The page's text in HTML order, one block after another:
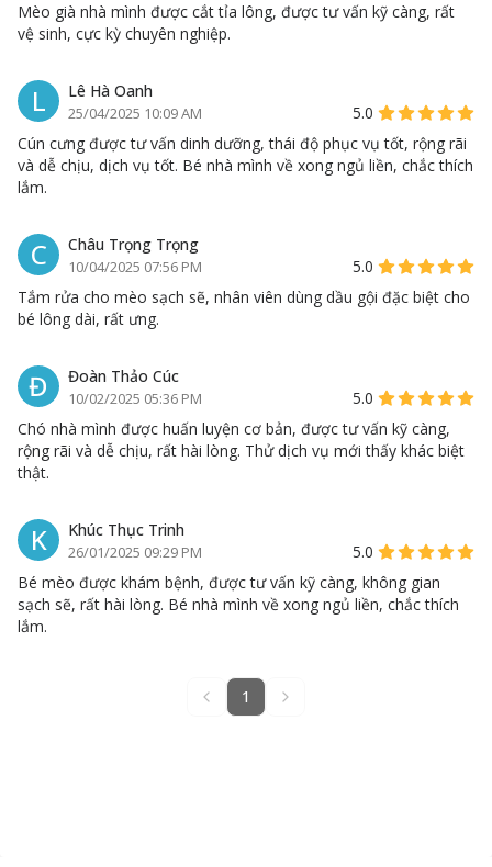
Mèo già nhà mình được cắt tỉa lông, được tư vấn kỹ càng, rất
vệ sinh, cực kỳ chuyên nghiệp.
L Lê Hà Oanh
25/04/2025 10:09 AM
5.0
Cún cưng được tư vấn dinh dưỡng, thái độ phục vụ tốt, rộng rãi
và dễ chịu, dịch vụ tốt. Bé nhà mình về xong ngủ liền, chắc thích
lắm.
C Châu Trọng Trọng
10/04/2025 07:56 PM
5.0
Tắm rửa cho mèo sạch sẽ, nhân viên dùng dầu gội đặc biệt cho
bé lông dài, rất ưng.
Đ Đoàn Thảo Cúc
10/02/2025 05:36 PM
5.0
Chó nhà mình được huấn luyện cơ bản, được tư vấn kỹ càng,
rộng rãi và dễ chịu, rất hài lòng. Thử dịch vụ mới thấy khác biệt
thật.
K Khúc Thục Trinh
26/01/2025 09:29 PM
5.0
Bé mèo được khám bệnh, được tư vấn kỹ càng, không gian
sạch sẽ, rất hài lòng. Bé nhà mình về xong ngủ liền, chắc thích
lắm.
1